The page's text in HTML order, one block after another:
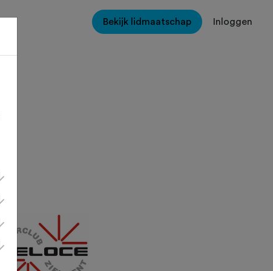
Bekijk lidmaatschap Inloggen